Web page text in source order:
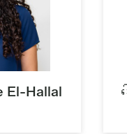
El-Hallal